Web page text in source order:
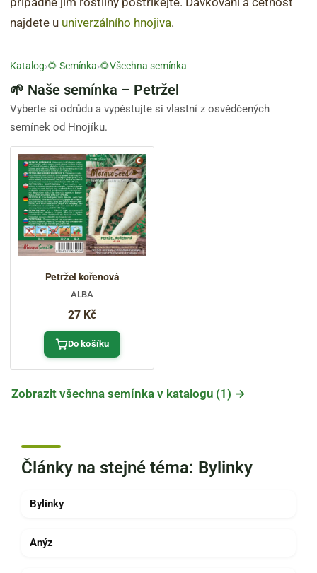
najdete u univerzálního hnojiva.
Katalog›🌻 Semínka›🌻Všechna semínka
🌱 Naše semínka – Petržel
Vyberte si odrůdu a vypěstujte si vlastní z osvědčených
semínek od Hnojíku.
Petržel kořenová
ALBA
27 Kč
Do košíku
Zobrazit všechna semínka v katalogu (1) →
Články na stejné téma: Bylinky
Bylinky
Anýz